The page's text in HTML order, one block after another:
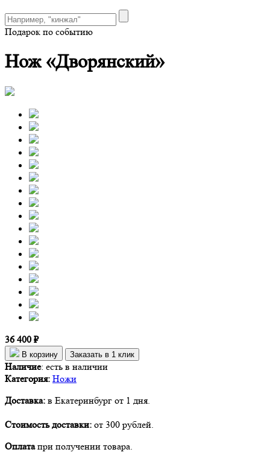
Подарок по событию
Нож «Дворянский»
36 400 ₽
В корзину Заказать в 1 клик
Наличие: есть в наличии
Категория: Ножи
Доставка: в Екатеринбург от 1 дня.
Стоимость доставки: от 300 рублей.
Оплатапри получении товара.